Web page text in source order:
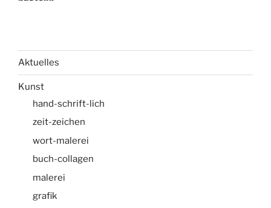
Aktuelles
Kunst
hand-schrift-lich
zeit-zeichen
wort-malerei
buch-collagen
malerei
grafik